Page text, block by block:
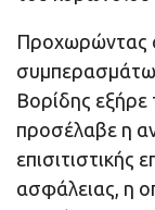
Προχωρώντας
Βορίδης εξήρε
προσέλαβε η
επισιτιστικής
ασφάλειας, η